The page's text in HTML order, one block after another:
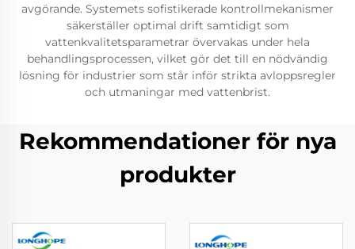
avgörande. Systemets sofistikerade kontrollmekanismer
säkerställer optimal drift samtidigt som
vattenkvalitetsparametrar övervakas under hela
behandlingsprocessen, vilket gör det till en nödvändig
lösning för industrier som står inför strikta avloppsregler
och utmaningar med vattenbrist.
Rekommendationer för nya
produkter